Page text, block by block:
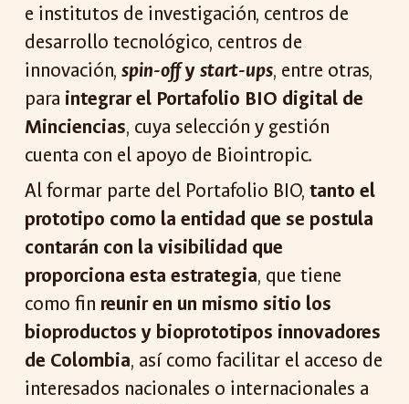
e institutos de investigación, centros de
desarrollo tecnológico, centros de
innovación,spin-offystart-ups, entre otras,
para integrar el Portafolio BIO digital de
Minciencias, cuya selección y gestión
cuenta con el apoyo de Biointropic.
Al formar parte del Portafolio BIO,tanto el
prototipo como la entidad que se postula
contarán con la visibilidad que
proporciona esta estrategia, que tiene
como fin reunir en un mismo sitio los
bioproductos y bioprototipos innovadores
de Colombia, así como facilitar el acceso de
interesados nacionales o internacionales a